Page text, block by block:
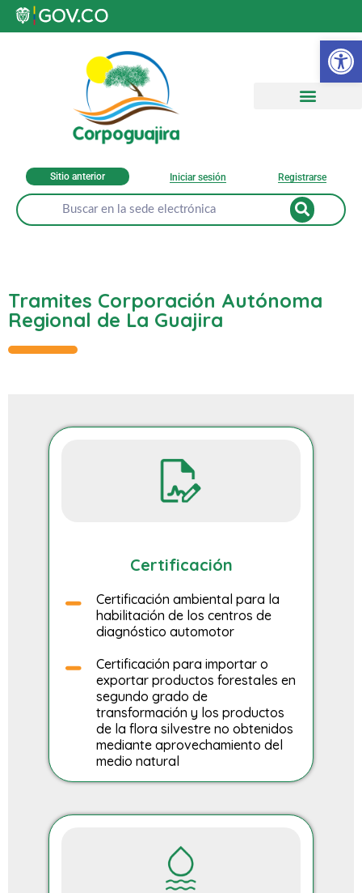
Sitio anterior Iniciar sesión Registrarse
Tramites Corporación Autónoma
Regional de La Guajira
Certificación
Certificación ambiental para la
habilitación de los centros de
diagnóstico automotor
Certificación para importar o
exportar productos forestales en
segundo grado de
transformación y los productos
de la flora silvestre no obtenidos
mediante aprovechamiento del
medio natural